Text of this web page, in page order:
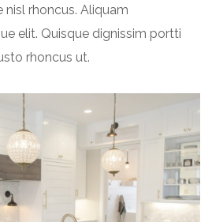
rhoncus. Aliquam
elit. Quisque dignissim portti
rhoncus ut.